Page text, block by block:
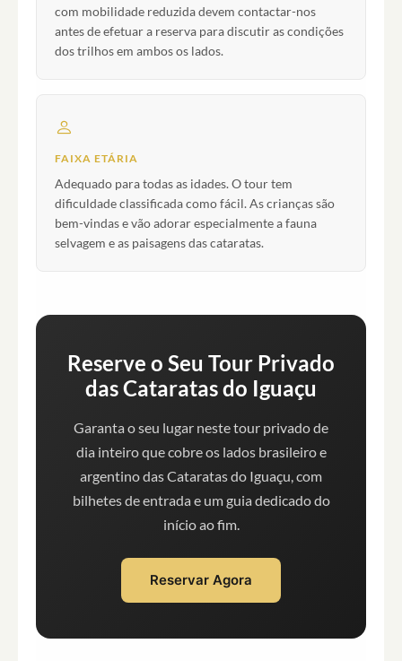
com mobilidade reduzida devem contactar-nos
antes de efetuar a reserva para discutir as condições
dos trilhos em ambos os lados.
FAIXA ETÁRIA
Adequado para todas as idades. O tour tem
dificuldade classificada como fácil. As crianças são
bem-vindas e vão adorar especialmente a fauna
selvagem e as paisagens das cataratas.
Reserve o Seu Tour Privado
das Cataratas do Iguaçu
Garanta o seu lugar neste tour privado de
dia inteiro que cobre os lados brasileiro e
argentino das Cataratas do Iguaçu, com
bilhetes de entrada e um guia dedicado do
início ao fim.
Reservar Agora